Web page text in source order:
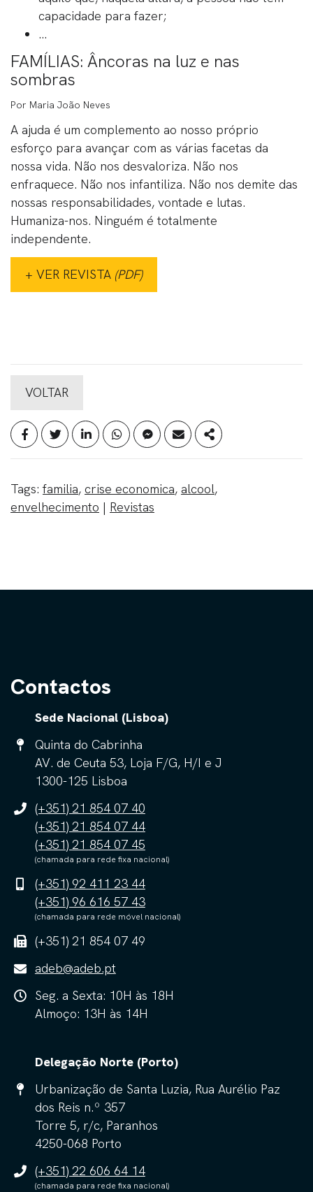
capacidade para fazer;
...
FAMÍLIAS: Âncoras na luz e nas
sombras
Por Maria João Neves
A ajuda é um complemento ao nosso próprio
esforço para avançar com as várias facetas da
nossa vida. Não nos desvaloriza. Não nos
enfraquece. Não nos infantiliza. Não nos demite das
nossas responsabilidades, vontade e lutas.
Humaniza-nos. Ninguém é totalmente
independente.
+ VER REVISTA (PDF)
VOLTAR
Tags: familia, crise economica, alcool,
envelhecimento | Revistas
Contactos
Sede Nacional (Lisboa)
Quinta do Cabrinha
AV. de Ceuta 53, Loja F/G, H/I e J
1300-125 Lisboa
(+351) 21 854 07 40
(+351) 21 854 07 44
(+351) 21 854 07 45
(chamada para rede fixa nacional)
(+351) 92 411 23 44
(+351) 96 616 57 43
(chamada para rede móvel nacional)
(+351) 21 854 07 49
adeb@adeb.pt
Seg. a Sexta: 10H às 18H
Almoço: 13H às 14H
Delegação Norte (Porto)
Urbanização de Santa Luzia, Rua Aurélio Paz
dos Reis n.º 357
Torre 5, r/c, Paranhos
4250-068 Porto
(+351) 22 606 64 14
(chamada para rede fixa nacional)